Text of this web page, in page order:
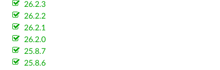
26.2.3
26.2.2
26.2.1
26.2.0
25.8.7
25.8.6